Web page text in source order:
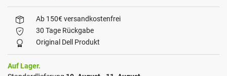
Ab 150€ versandkostenfrei
30 Tage Rückgabe
Original Dell Produkt
Auf Lager.